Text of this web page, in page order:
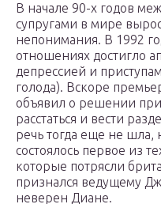
В начале 90-х годов
супругами в мире
непонимания. В 1992
отношениях достигло
депрессией и
голода). Вскоре
объявил о решении
расстаться и вести
речь тогда еще не шла,
состоялось первое из
которые потрясли
признался ведущему
неверен Диане.